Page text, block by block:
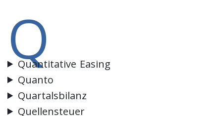
Q
Quantitative Easing
Quanto
Quartalsbilanz
Quellensteuer